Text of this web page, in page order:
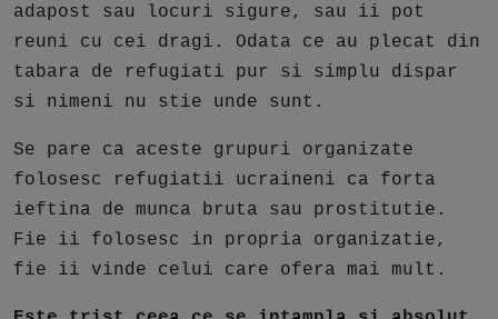
adapost sau locuri sigure, sau ii pot
reuni cu cei dragi. Odata ce au plecat din
tabara de refugiati pur si simplu dispar
si nimeni nu stie unde sunt.
Se pare ca aceste grupuri organizate
folosesc refugiatii ucraineni ca forta
ieftina de munca bruta sau prostitutie.
Fie ii folosesc in propria organizatie,
fie ii vinde celui care ofera mai mult.